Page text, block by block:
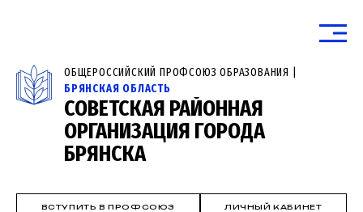
ОБЩЕРОССИЙСКИЙ ПРОФСОЮЗ ОБРАЗОВАНИЯ |
БРЯНСКАЯ ОБЛАСТЬ
СОВЕТСКАЯ РАЙОННАЯ
ОРГАНИЗАЦИЯ ГОРОДА
БРЯНСКА
ВСТУПИТЬ В ПРОФСОЮЗ ЛИЧНЫЙ КАБИНЕТ